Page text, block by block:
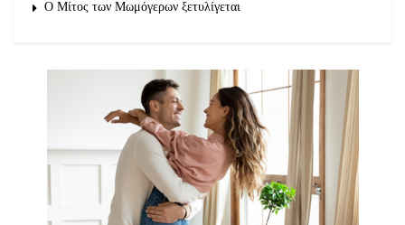
O Μίτος των Μωμόγερων ξετυλίγεται